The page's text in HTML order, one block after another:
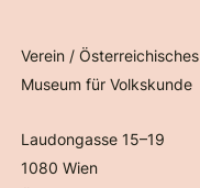
Verein / Österreichisches
Museum für Volkskunde
Laudongasse 15–19
1080 Wien